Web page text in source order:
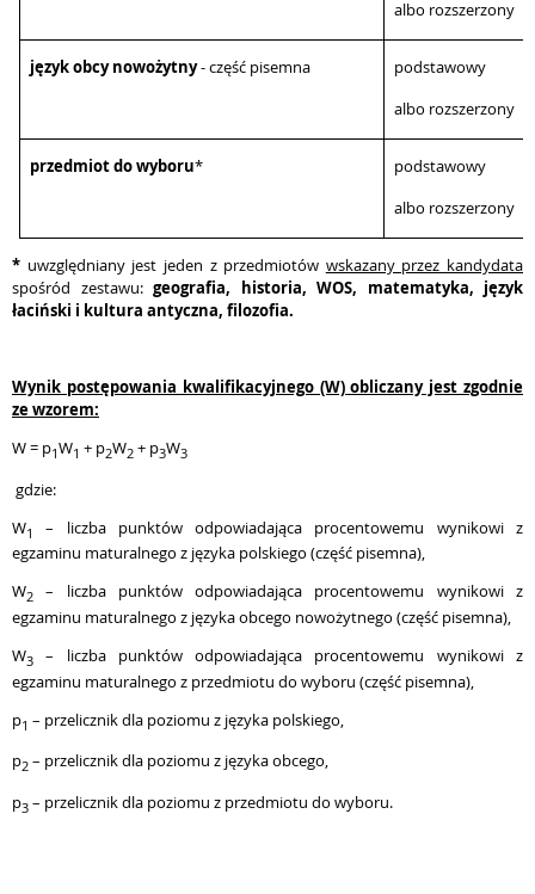
albo rozszerzony
język obcy nowożytny- część pisemna
podstawowy
albo rozszerzony
przedmiot do wyboru*
podstawowy
albo rozszerzony
* uwzględniany jest jeden z przedmiotów wskazany przez kandydata
spośród zestawu:geografia, historia, WOS, matematyka, język
łaciński i kultura antyczna, filozofia.
Wynik postępowania kwalifikacyjnego (W) obliczany jest zgodnie
ze wzorem:
W = p1W1 + p2W2 + p3W3
gdzie:
W1
– liczba punktów odpowiadająca procentowemu wynikowi z
egzaminu maturalnego z języka polskiego (część pisemna),
W2 – liczba punktów odpowiadająca procentowemu wynikowi z
egzaminu maturalnego z języka obcego nowożytnego (część pisemna),
W3 – liczba punktów odpowiadająca procentowemu wynikowi z
egzaminu maturalnego z przedmiotu do wyboru (część pisemna),
p1 – przelicznik dla poziomu z języka polskiego,
p2 – przelicznik dla poziomu z języka obcego,
p3 – przelicznik dla poziomu z przedmiotu do wyboru.